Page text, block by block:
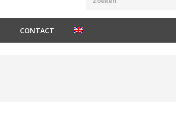
CONTACT